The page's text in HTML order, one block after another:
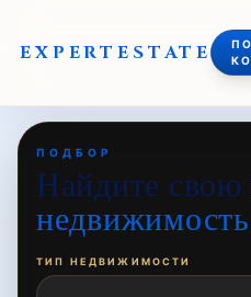
EXPERTESTATE
ПОДБОР
Найдите свою
недвижимость
ТИП НЕДВИЖИМОСТИ